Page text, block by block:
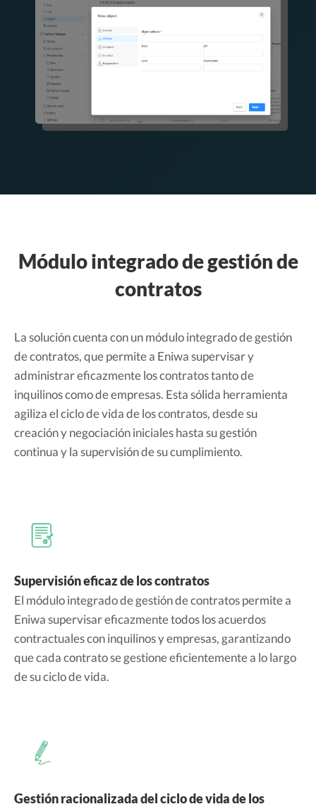
Módulo integrado de gestión de
contratos
La solución cuenta con un módulo integrado de gestión
de contratos, que permite a Eniwa supervisar y
administrar eficazmente los contratos tanto de
inquilinos como de empresas. Esta sólida herramienta
agiliza el ciclo de vida de los contratos, desde su
creación y negociación iniciales hasta su gestión
continua y la supervisión de su cumplimiento.
Supervisión eficaz de los contratos
El módulo integrado de gestión de contratos permite a
Eniwa supervisar eficazmente todos los acuerdos
contractuales con inquilinos y empresas, garantizando
que cada contrato se gestione eficientemente a lo largo
de su ciclo de vida.
Gestión racionalizada del ciclo de vida de los